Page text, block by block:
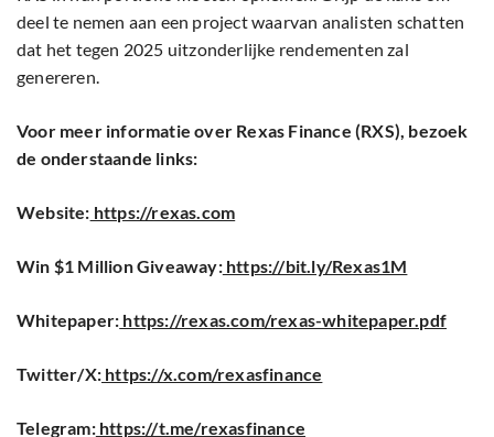
deel te nemen aan een project waarvan analisten schatten
dat het tegen 2025 uitzonderlijke rendementen zal
genereren.
Voor meer informatie over Rexas Finance (RXS), bezoek
de onderstaande links:
Website: https://rexas.com
Win $1 Million Giveaway:https://bit.ly/Rexas1M
Whitepaper: https://rexas.com/rexas-whitepaper.pdf
Twitter/X: https://x.com/rexasfinance
Telegram:https://t.me/rexasfinance